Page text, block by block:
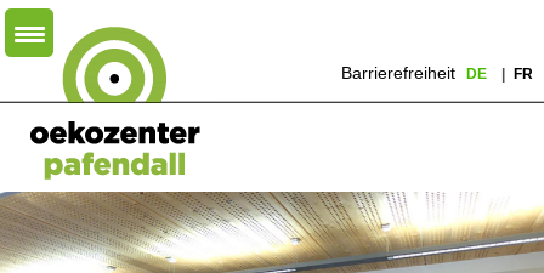
Barrierefreiheit DE FR